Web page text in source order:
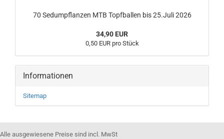
70 Sedumpflanzen MTB Topfballen bis 25.Juli 2026
34,90 EUR
0,50 EUR pro Stück
Informationen
Sitemap
Alle ausgewiesene Preise sind incl. MwSt